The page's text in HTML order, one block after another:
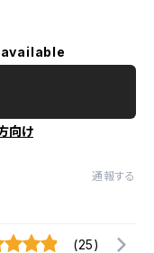
向け
通報する
(25)